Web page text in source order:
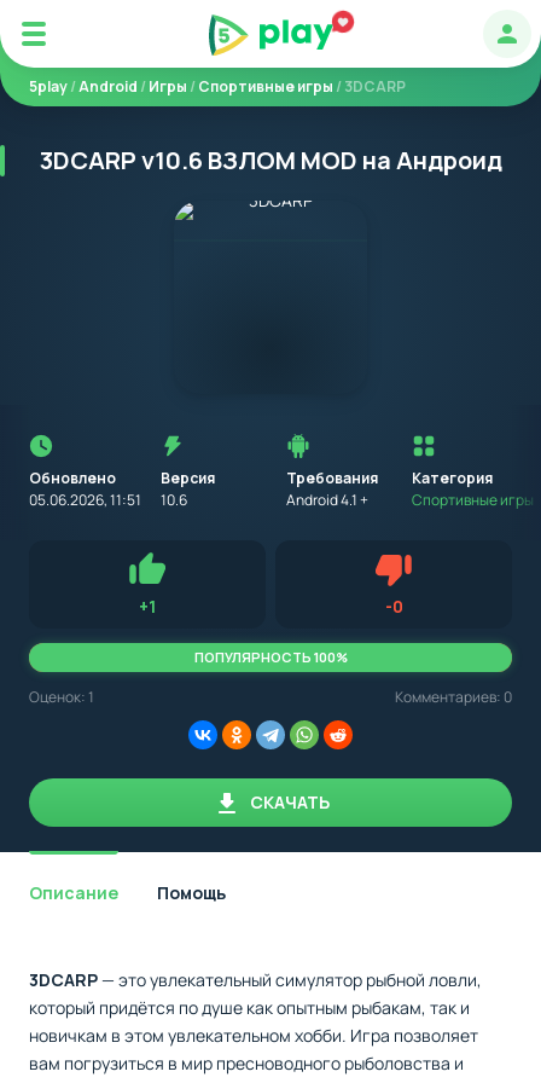
5play/Android /Игры /Спортивные игры / 3DCARP
3DCARP v10.6 ВЗЛОМ MOD на Андроид
Обновлено
05.06.2026, 11:51
Версия
10.6
Требования
Android 4.1 +
установкой
приложения
на
устройство
с
указываем
минимальные
необходимые
Категория
Спортивные игры
обращать внимание на установленную версию Android
OS. Мы указываем минимально необходимую версию для
+1 -0Не нравится
ПОПУЛЯРНОСТЬ 100%
Оценок:1 Комментариев: 0
СКАЧАТЬ
Описание Помощь
3DCARP— это увлекательный симулятор рыбной ловли,
который придётся по душе как опытным рыбакам, так и
новичкам в этом увлекательном хобби. Игра позволяет
вам погрузиться в мир пресноводного рыболовства и